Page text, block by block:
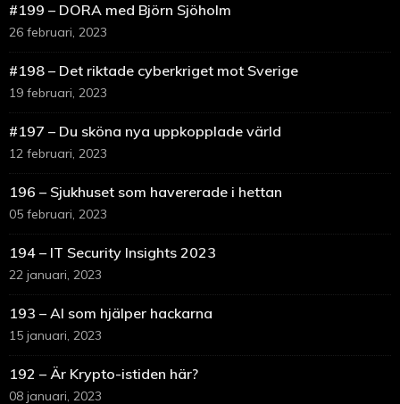
#199 – DORA med Björn Sjöholm
26 februari, 2023
#198 – Det riktade cyberkriget mot Sverige
19 februari, 2023
#197 – Du sköna nya uppkopplade värld
12 februari, 2023
196 – Sjukhuset som havererade i hettan
05 februari, 2023
194 – IT Security Insights 2023
22 januari, 2023
193 – AI som hjälper hackarna
15 januari, 2023
192 – Är Krypto-istiden här?
08 januari, 2023